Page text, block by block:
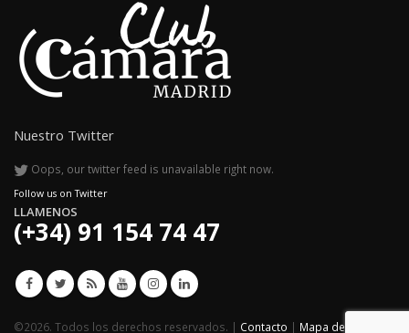
Nuestro Twitter
Oops, our twitter feed is unavailable right now.
Follow us on Twitter
LLAMENOS
(+34) 91 154 74 47
©2026. Todos los derechos reservados. | Contacto | Mapa del sitio